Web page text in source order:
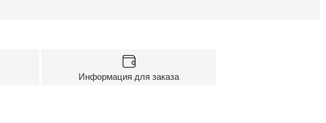
Информация для заказа